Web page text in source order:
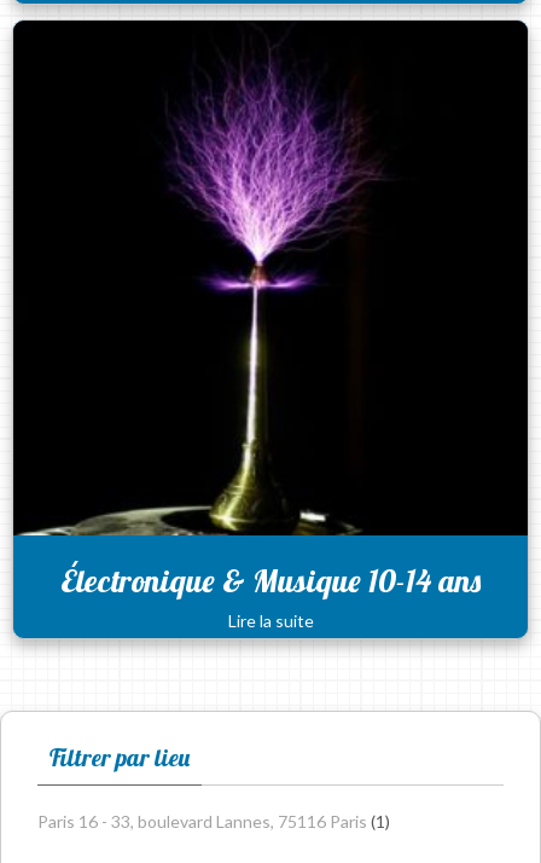
Électronique & Musique 10-14 ans
Lire la suite
Filtrer par lieu
Paris 16 - 33, boulevard Lannes, 75116 Paris (1)